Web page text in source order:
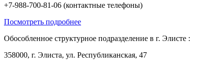
+7-988-700-81-06 (контактные телефоны)
Посмотреть подробнее
Обособленное структурное подразделение в г. Элисте :
358000, г. Элиста, ул. Республиканская, 47